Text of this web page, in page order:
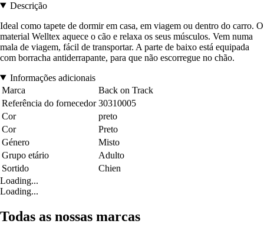
Descrição
Ideal como tapete de dormir em casa, em viagem ou dentro do carro. O
material Welltex aquece o cão e relaxa os seus músculos. Vem numa
mala de viagem, fácil de transportar. A parte de baixo está equipada
com borracha antiderrapante, para que não escorregue no chão.
Informações adicionais
Marca
Back on Track
Referência do fornecedor 30310005
Cor
preto
Cor
Preto
Género
Misto
Grupo etário
Adulto
Sortido
Chien
Loading...
Loading...
Todas as nossas marcas